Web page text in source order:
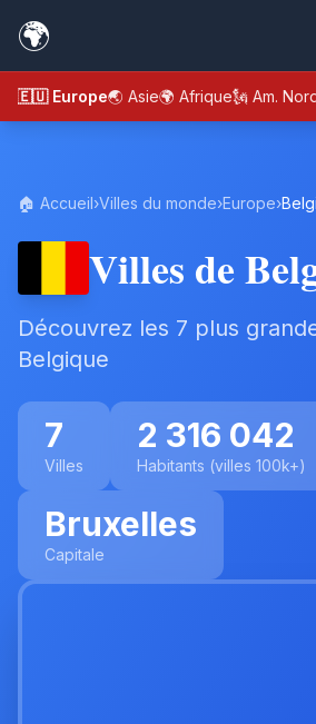
🌍
🇪🇺 Europe🌏 Asie🌍 Afrique🗽 Am.
🏠 Accueil›Villes du monde›Europe›
Villes de
Découvrez les 7 plus
Belgique
7
Villes
2 316 042
Habitants (villes 100k+)
Bruxelles
Capitale